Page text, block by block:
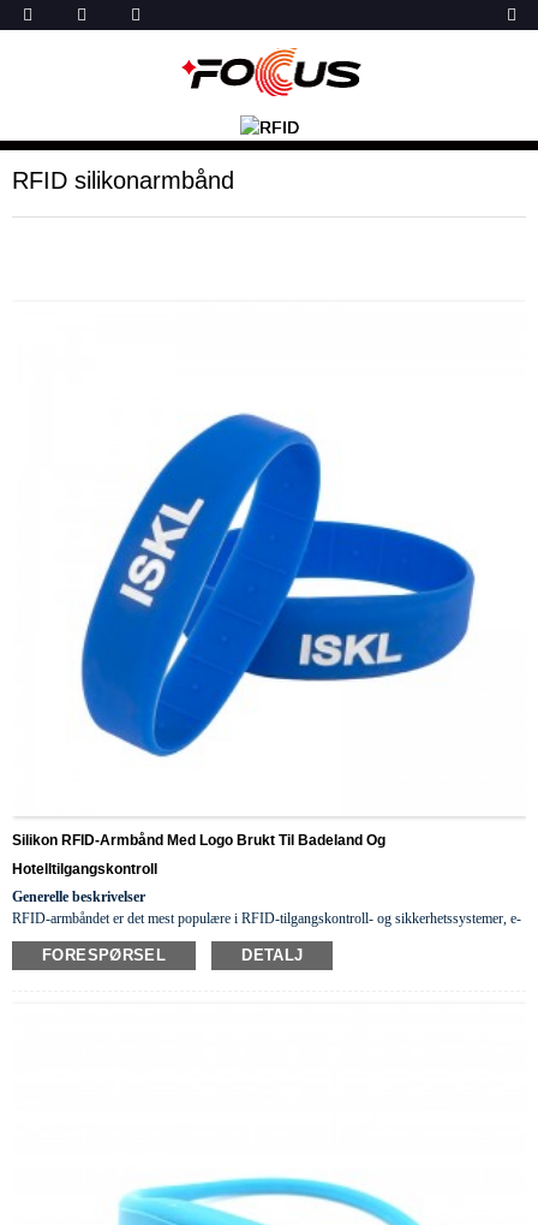
RFID silikonarmbånd
Silikon RFID-Armbånd Med Logo Brukt Til Badeland Og
Hotelltilgangskontroll
Generelle beskrivelser
RFID-armbåndet er det mest populære i RFID-tilgangskontroll- og sikkerhetssystemer, e-
lommebøker, hotellnøkler, lojalitetsnøkler, sykehus osv., fordi det er multifunksjonelt
så snillfarger, friendelige materialer, ionbar og vanntett.
FORESPØRSEL DETALJ